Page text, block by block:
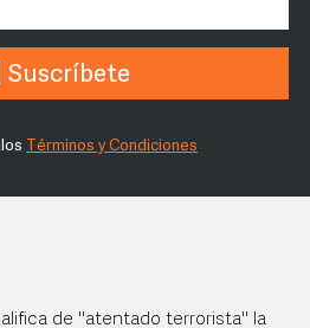
Suscríbete
Términos y Condiciones
de "atentado terrorista" la